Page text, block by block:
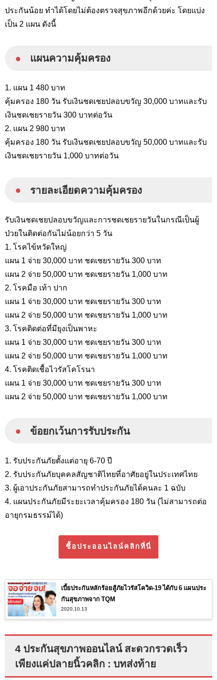
ประกันน้อย ทำได้โดยไม่ต้องตรวจสุขภาพอีกด้วยค่ะ โดยแบ่ง
เป็น 2 แผน ดังนี้
● แผนความคุ้มครอง
1. แผน 1 480 บาท
คุ้มครอง 180 วัน รับเงินชดเชยปลอบขวัญ 30,000 บาทและรับ
เงินชดเชยรายวัน 300 บาทต่อวัน
2. แผน 2 980 บาท
คุ้มครอง 180 วัน รับเงินชดเชยปลอบขวัญ 50,000 บาทและรับ
เงินชดเชยรายวัน 1,000 บาทต่อวัน
● รายละเอียดความคุ้มครอง
รับเงินชดเชยปลอบขวัญและการชดเชยรายวันในกรณีเป็นผู้
ป่วยในติดต่อกันไม่น้อยกว่า 5 วัน
1. โรคไข้หวัดใหญ่
แผน 1 จ่าย 30,000 บาท ชดเชยรายวัน 300 บาท
แผน 2 จ่าย 50,000 บาท ชดเชยรายวัน 1,000 บาท
2. โรคมือ เท้า ปาก
แผน 1 จ่าย 30,000 บาท ชดเชยรายวัน 300 บาท
แผน 2 จ่าย 50,000 บาท ชดเชยรายวัน 1,000 บาท
3. โรคติดต่อที่มียุงเป็นพาหะ
แผน 1 จ่าย 30,000 บาท ชดเชยรายวัน 300 บาท
แผน 2 จ่าย 50,000 บาท ชดเชยรายวัน 1,000 บาท
4. โรคติดเชื้อไวรัสโคโรนา
แผน 1 จ่าย 30,000 บาท ชดเชยรายวัน 300 บาท
แผน 2 จ่าย 50,000 บาท ชดเชยรายวัน 1,000 บาท
● ข้อยกเว้นการรับประกัน
1. รับประกันภัยตั้งแต่อายุ 6-70 ปี
2. รับประกันภัยบุคคลสัญชาติไทยที่อาศัยอยู่ในประเทศไทย
3. ผู้เอาประกันภัยสามารถทำประกันภัยได้คนละ 1 ฉบับ
4. แผนประกันภัยมีระยะเวลาคุ้มครอง 180 วัน (ไม่สามารถต่อ
อายุกรมธรรม์ได้)
ซื้อประออนไลน์คลิกที่นี่
เบี้ยประกันหลักร้อยสู้ภัยไวรัสโควิด-19 ได้กับ 6 แผนประ
กันสุขภาพจาก TQM
2020.10.13
4 ประกันสุขภาพออนไลน์ สะดวกรวดเร็ว
เพียงแค่ปลายนิ้วคลิก : บทส่งท้าย